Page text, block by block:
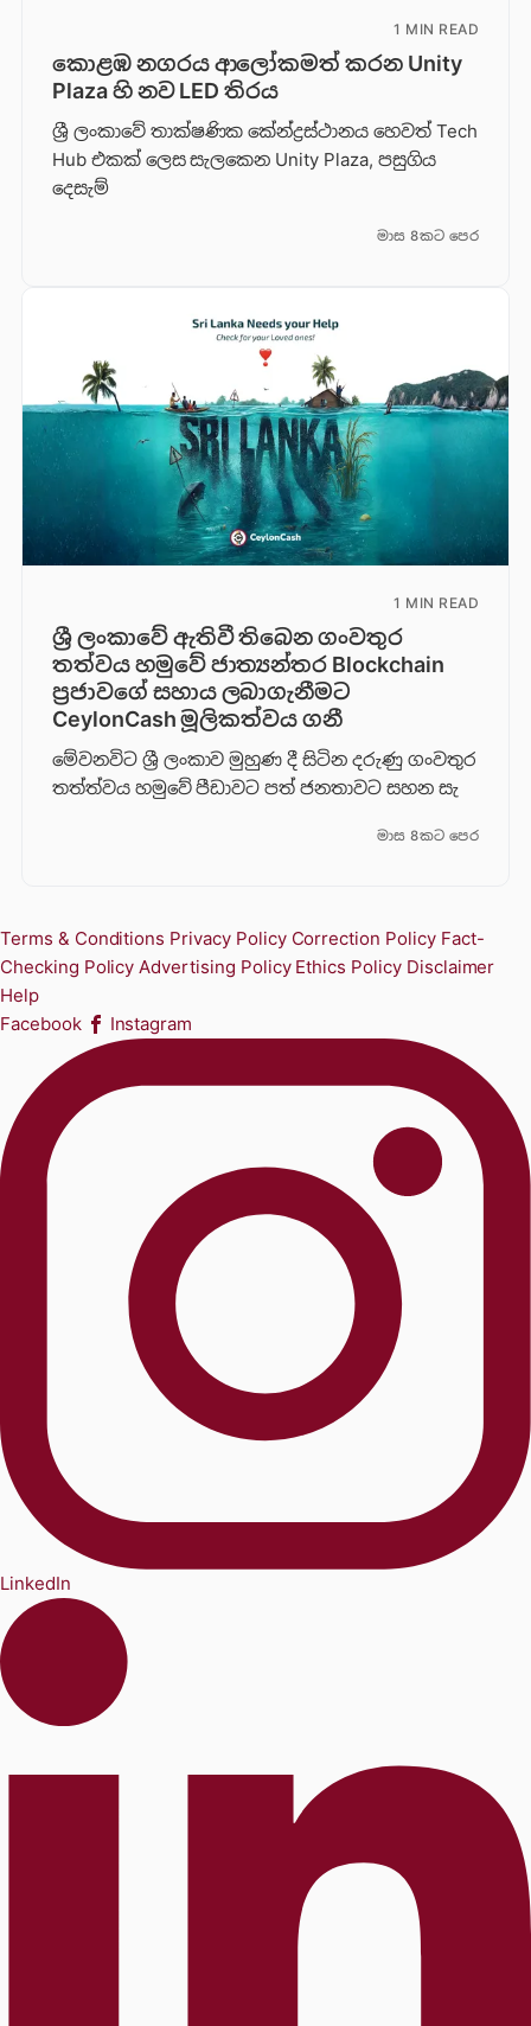
1 MIN READ
කොළඹ නගරය ආලෝකමත් කරන Unity
Plaza හි නව LED තිරය
ශ්‍රී ලංකාවේ තාක්ෂණික කේන්ද්‍රස්ථානය හෙවත් Tech
Hub එකක් ලෙස සැලකෙන Unity Plaza, පසුගිය
දෙසැම්
මාස 8කට පෙර
1 MIN READ
ශ්‍රී ලංකාවේ ඇතිවී තිබෙන ගංවතුර
තත්වය හමුවේ ජාත්‍යන්තර Blockchain
ප්‍රජාවගේ සහාය ලබාගැනීමට
CeylonCash මූලිකත්වය ග​නී
මේවනවිට ශ්‍රී ලංකාව මුහුණ දී සිටින දරුණු ගංවතුර
තත්ත්වය හමුවේ පීඩාවට පත් ජනතාවට සහන සැ
මාස 8කට පෙර
Terms & Conditions Privacy Policy Correction Policy Fact-
Checking Policy Advertising Policy Ethics Policy Disclaimer
Help
Facebook
Instagram
LinkedIn